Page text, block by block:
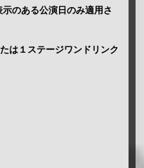
のある公演日のみ適用さ
は１ステージワンドリンク